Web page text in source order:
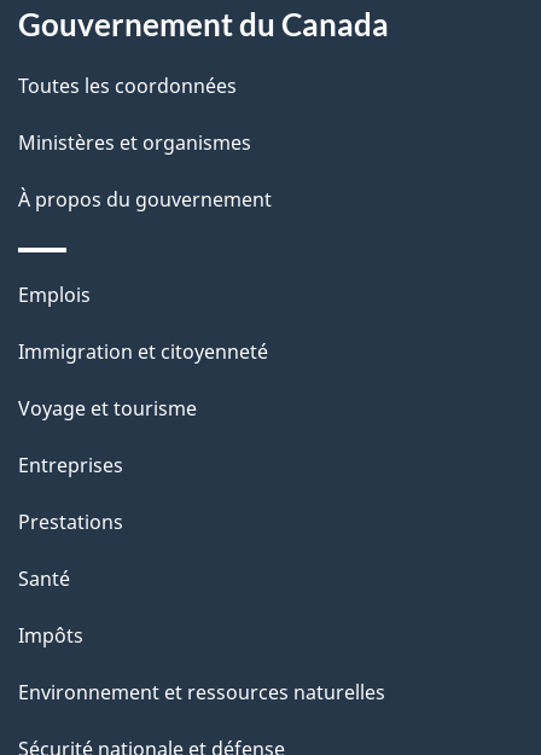
t
a
l
s
l
a
a
g
propos
ce
site
Gouvernement du Canada
Toutes les coordonnées
Ministères et organismes
À propos du gouvernement
Thèmes
sujets
Emplois
Immigration et citoyenneté
Voyage et tourisme
Entreprises
Prestations
Santé
Impôts
Environnement et ressources naturelles
Sécurité nationale et défense